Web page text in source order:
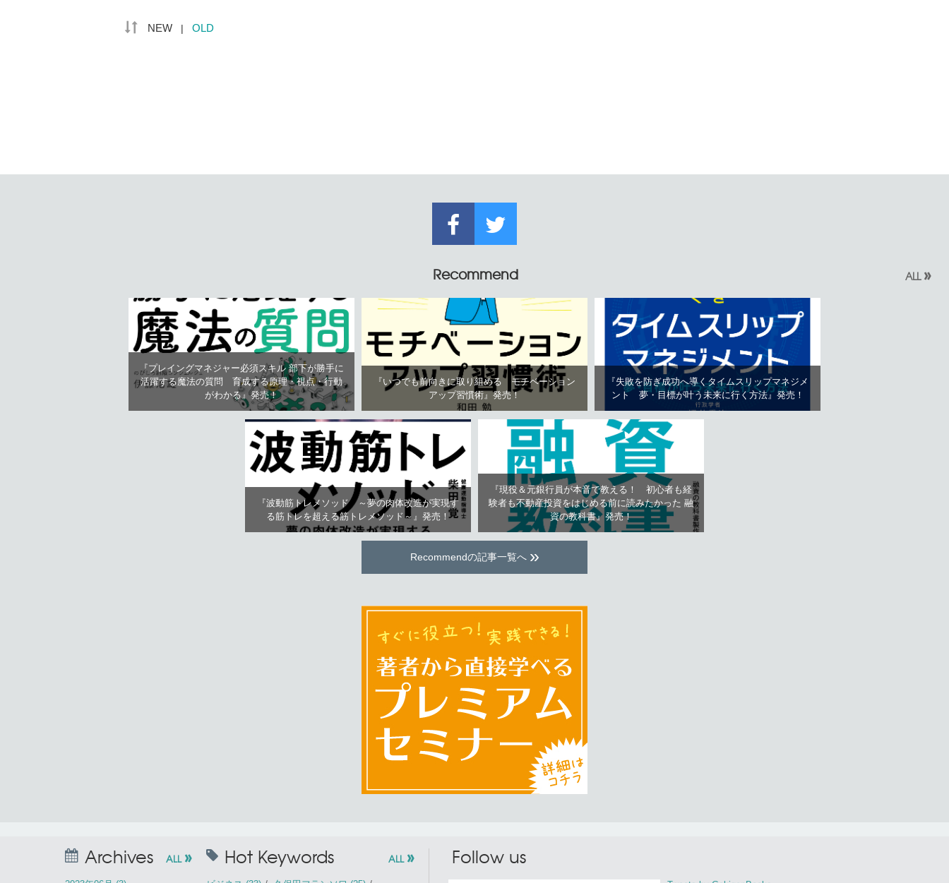
NEW | OLD
Recommend ALL »
『プレイングマネジャー必須スキル 部下が勝手に
活躍する魔法の質問 育成する原理・視点・行動
がわかる』発売！
『いつでも前向きに取り組める モチベーション
アップ習慣術』発売！
『失敗を防ぎ成功へ導くタイムスリップマネジメ
ント 夢・目標が叶う未来に行く方法』発売！
『波動筋トレメソッド ～夢の肉体改造が実現す
る筋トレを超える筋トレメソッド～』発売！
『現役＆元銀行員が本音で教える！ 初心者も経
験者も不動産投資をはじめる前に読みたかった 融
資の教科書』発売！
Recommendの記事一覧へ »
Archives ALL » Hot Keywords ALL » Follow us